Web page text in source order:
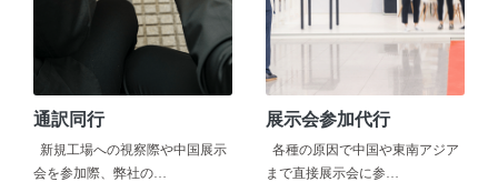
通訳同行
新規工場への視察際や中国展示
会を参加際、弊社の…
展示会参加代行
各種の原因で中国や東南アジア
まで直接展示会に参…